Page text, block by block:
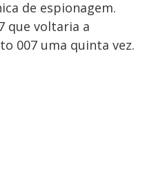
de espionagem.
que voltaria a
007 uma quinta vez.